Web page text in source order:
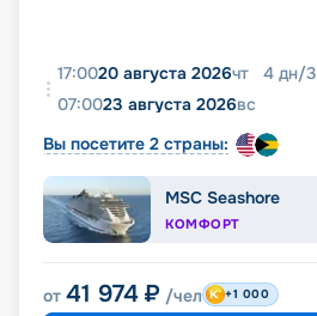
17:0020 августа 2026чт 4 дн/3
07:0023 августа 2026вс
Вы посетите 2 страны:
MSC Seashore
КОМФОРТ
от 41 974 ₽ /чел +1 000